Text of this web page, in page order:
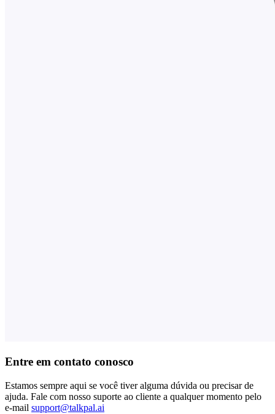
Entre em contato conosco
Estamos sempre aqui se você tiver alguma dúvida ou precisar de
ajuda. Fale com nosso suporte ao cliente a qualquer momento pelo
e-mail support@talkpal.ai